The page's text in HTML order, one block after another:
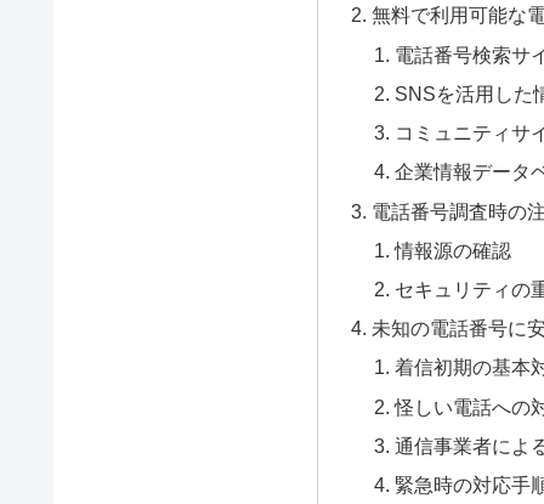
無料で利用可能な
電話番号検索サ
SNSを活用した
コミュニティサ
企業情報データ
電話番号調査時の
情報源の確認
セキュリティの
未知の電話番号に
着信初期の基本
怪しい電話への
通信事業者によ
緊急時の対応手